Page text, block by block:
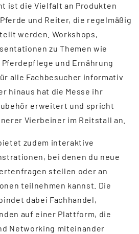
ist die Vielfalt an Produkten
und Reiter, die regelmäßig
werden. Workshops,
zu Themen wie
und Ernährung
alle Fachbesucher informativ
hinaus hat die Messe ihr
erweitert und spricht
Vierbeiner im Reitstall an.
zudem interaktive
bei denen du neue
stellen oder an
teilnehmen kannst. Die
dabei Fachhandel,
auf einer Plattform, die
Networking miteinander